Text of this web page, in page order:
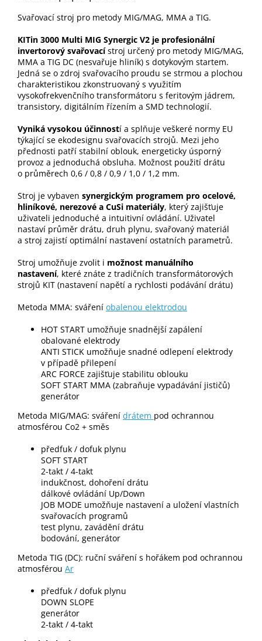
Svařovací stroj pro metody MIG/MAG, MMA a TIG.
KITin 3000 Multi MIG Synergic V2 je profesionální
invertorový svařovacístroj určený pro metody MIG/MAG,
MMA a TIG DC (nesvařuje hliník) s dotykovým startem.
Jedná se o zdroj svařovacího proudu se strmou a plochou
charakteristikou zkonstruovaný s využitím
vysokofrekvenčního transformátoru s feritovým jádrem,
transistory, digitálním řízením a SMD technologií.
Vyniká vysokou účinností a splňuje veškeré normy EU
týkající se ekodesignu svařovacích strojů. Mezi jeho
přednosti patří stabilní oblouk, energeticky úsporný
provoz a jednoduchá obsluha. Možnost použití drátu
o průměrech 0,6 / 0,8 / 0,9 / 1,0 / 1,2 mm.
Stroj je vybaven synergickým programem pro ocelové,
hliníkové, nerezové a CuSi materiály, který zajišťuje
uživateli jednoduché a intuitivní ovládání. Uživatel
nastaví průměr drátu, druh plynu, svařovaný materiál
a stroj zajistí optimální nastavení ostatních parametrů.
Stroj umožňuje zvolit i možnost manuálního
nastavení, které znáte z tradičních transformátorových
strojů KIT (nastavení napětí a rychlosti podávání drátu)
Metoda MMA: sváření obalenou elektrodou
HOT START umožňuje snadnější zapálení
obalované elektrody
ANTI STICK umožňuje snadné odlepení elektrody
v případě přilepení
ARC FORCE zajišťuje stabilitu oblouku
SOFT START MMA (zabraňuje vypadávání jističů)
generátor
Metoda MIG/MAG: sváření drátem pod ochrannou
atmosférou Co2 + směs
předfuk / dofuk plynu
SOFT START
2-takt / 4-takt
indukčnost, dohoření drátu
dálkové ovládání Up/Down
JOB MODE umožňuje nastavení a uložení vlastních
svařovacích programů
test plynu, zavádění drátu
bodování, generátor
Metoda TIG (DC): ruční sváření s hořákem pod ochrannou
atmosférou Ar
předfuk / dofuk plynu
DOWN SLOPE
generátor
2-takt / 4-takt